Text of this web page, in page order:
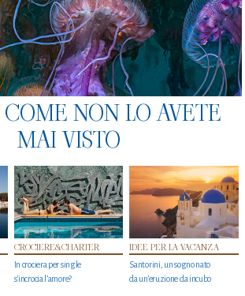
NON LO AVETE
MAI VISTO
CROCIERE&CHARTER
In crociera per single
s'incrocia l’amore?
IDEE PER LA VACANZA
Santorini, un sogno nato
da un’eruzione da incubo